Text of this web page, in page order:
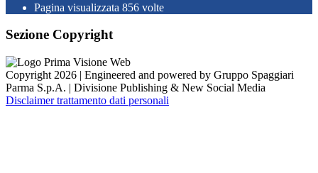
Pagina visualizzata 856 volte
Sezione Copyright
Copyright 2026 | Engineered and powered by Gruppo Spaggiari
Parma S.p.A. | Divisione Publishing & New Social Media
Disclaimer trattamento dati personali